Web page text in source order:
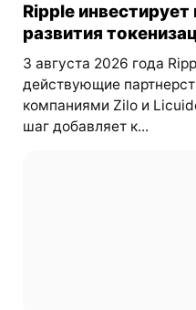
Ripple
развития
3 августа 2026 года
действующие
компаниями Zilo и
шаг добавляет к...